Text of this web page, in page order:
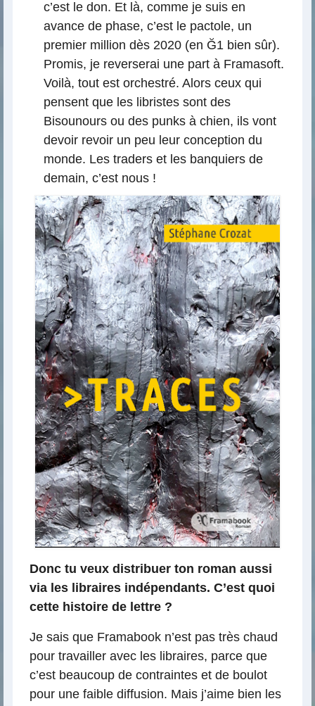
c’est le don. Et là, comme je suis en
avance de phase, c’est le pactole, un
premier million dès 2020 (en Ğ1 bien sûr).
Promis, je reverserai une part à Framasoft.
Voilà, tout est orchestré. Alors ceux qui
pensent que les libristes sont des
Bisounours ou des punks à chien, ils vont
devoir revoir un peu leur conception du
monde. Les traders et les banquiers de
demain, c’est nous !
Donc tu veux distribuer ton roman aussi
via les libraires indépendants. C’est quoi
cette histoire de lettre ?
Je sais que Framabook n’est pas très chaud
pour travailler avec les libraires, parce que
c’est beaucoup de contraintes et de boulot
pour une faible diffusion. Mais j’aime bien les